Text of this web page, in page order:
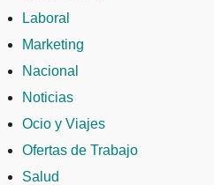
Laboral
Marketing
Nacional
Noticias
Ocio y Viajes
Ofertas de Trabajo
Salud